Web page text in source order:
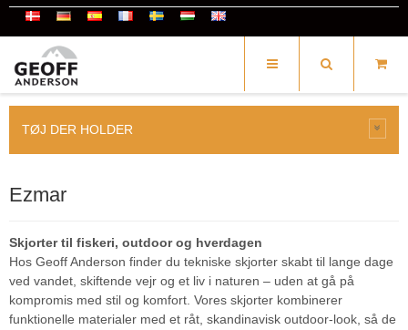
TØJ DER HOLDER
Ezmar
Skjorter til fiskeri, outdoor og hverdagen
Hos Geoff Anderson finder du tekniske skjorter skabt til lange dage
ved vandet, skiftende vejr og et liv i naturen – uden at gå på
kompromis med stil og komfort. Vores skjorter kombinerer
funktionelle materialer med et råt, skandinavisk outdoor-look, så de